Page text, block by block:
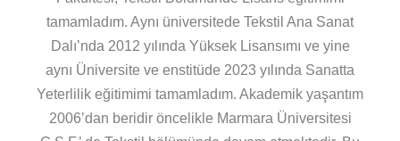
tamamladım. Aynı üniversitede Tekstil Ana Sanat
Dalı’nda 2012 yılında Yüksek Lisansımı ve yine
aynı Üniversite ve enstitüde 2023 yılında Sanatta
Yeterlilik eğitimimi tamamladım. Akademik yaşantım
2006’dan beridir öncelikle Marmara Üniversitesi